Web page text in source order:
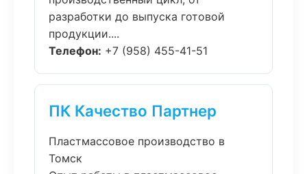
разработки до выпуска готовой
продукции....
Телефон: +7 (958) 455-41-51
ПК Качество Партнер
Пластмассовое производство в
Томск